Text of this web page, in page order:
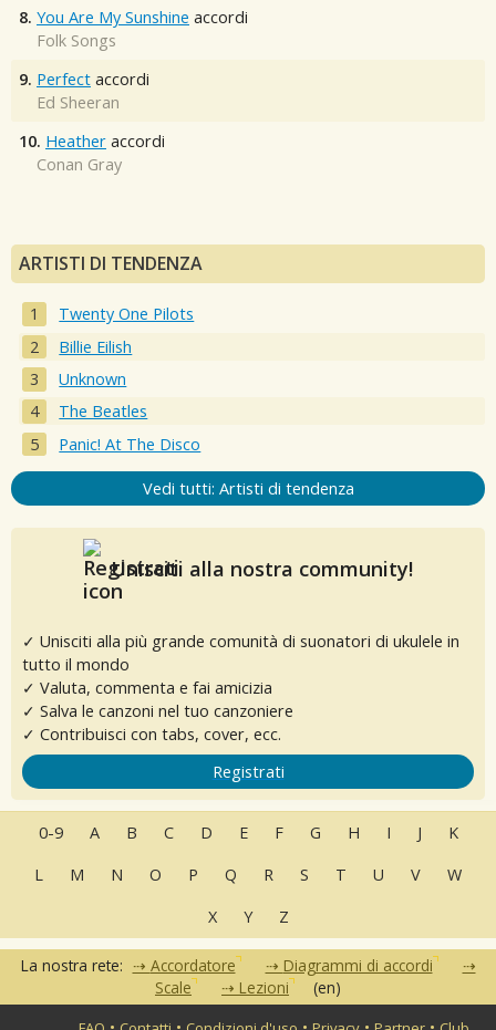
8. You Are My Sunshine accordi
Folk Songs
9. Perfect accordi
Ed Sheeran
10. Heather accordi
Conan Gray
ARTISTI DI TENDENZA
Twenty One Pilots
Billie Eilish
Unknown
The Beatles
Panic! At The Disco
Vedi tutti: Artisti di tendenza
Unisciti alla nostra community!
✓ Unisciti alla più grande comunità di suonatori di ukulele in
tutto il mondo
✓ Valuta, commenta e fai amicizia
✓ Salva le canzoni nel tuo canzoniere
✓ Contribuisci con tabs, cover, ecc.
Registrati
0-9 A B C D E F G H I J
K
L
M N O P Q R S T U V
W
X
Y Z
La nostra rete: Accordatore
Diagrammi di accordi
Scale
Lezioni (en)